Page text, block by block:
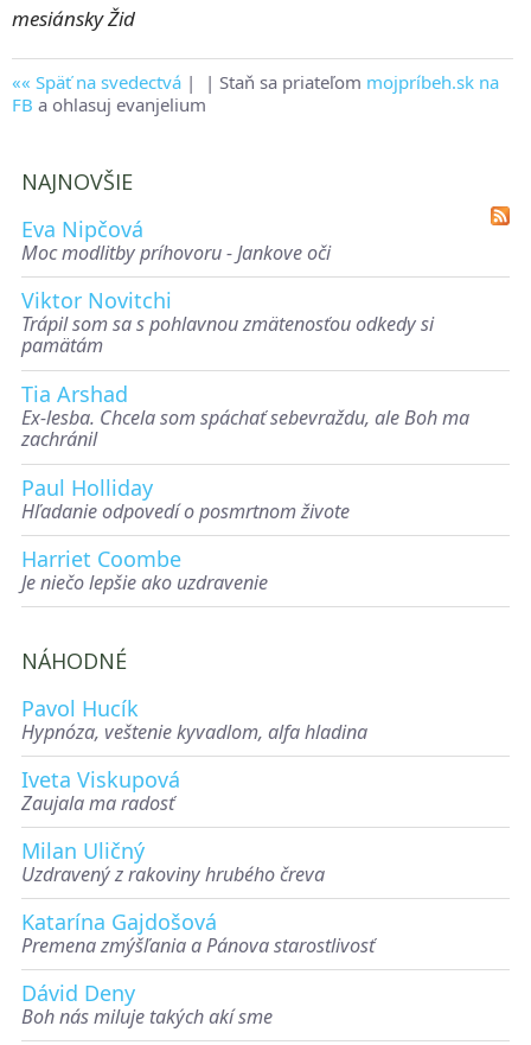
mesiánsky Žid
Späť na svedectvá | | Staň sa priateľom mojpríbeh.sk na
FB a ohlasuj evanjelium
NAJNOVŠIE
Eva Nipčová
Moc modlitby príhovoru - Jankove oči
Viktor Novitchi
Trápil som sa s pohlavnou zmätenosťou odkedy si
pamätám
Tia Arshad
Ex-lesba. Chcela som spáchať sebevraždu, ale Boh ma
zachránil
Paul Holliday
Hľadanie odpovedí o posmrtnom živote
Harriet Coombe
Je niečo lepšie ako uzdravenie
NÁHODNÉ
Pavol Hucík
Hypnóza, veštenie kyvadlom, alfa hladina
Iveta Viskupová
Zaujala ma radosť
Milan Uličný
Uzdravený z rakoviny hrubého čreva
Katarína Gajdošová
Premena zmýšľania a Pánova starostlivosť
Dávid Deny
Boh nás miluje takých akí sme